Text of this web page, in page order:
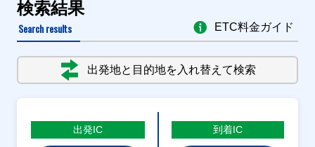
検索結果
Search results
出発地と目的地を入れ替えて検索
ETC料金ガイド
出発IC 到着IC